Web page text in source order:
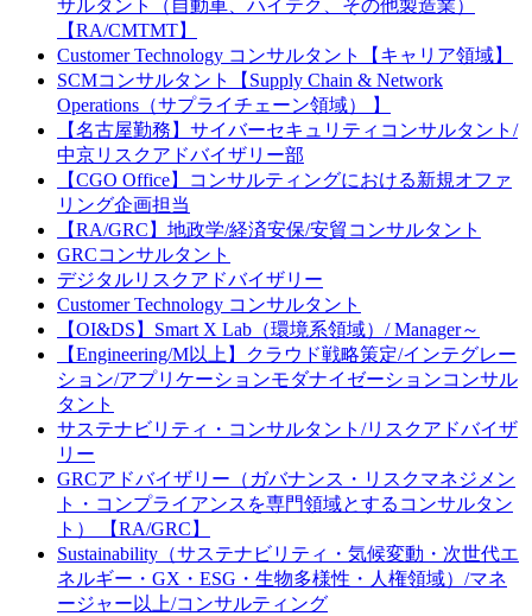
サルタント（自動車、ハイテク、その他製造業）
【RA/CMTMT】
Customer Technology コンサルタント【キャリア領域】
SCMコンサルタント【Supply Chain & Network
Operations（サプライチェーン領域） 】
【名古屋勤務】サイバーセキュリティコンサルタント/
中京リスクアドバイザリー部
【CGO Office】コンサルティングにおける新規オファ
リング企画担当
【RA/GRC】地政学/経済安保/安貿コンサルタント
GRCコンサルタント
デジタルリスクアドバイザリー
Customer Technology コンサルタント
【OI&DS】Smart X Lab（環境系領域）/ Manager～
【Engineering/M以上】クラウド戦略策定/インテグレー
ション/アプリケーションモダナイゼーションコンサル
タント
サステナビリティ・コンサルタント/リスクアドバイザ
リー
GRCアドバイザリー（ガバナンス・リスクマネジメン
ト・コンプライアンスを専門領域とするコンサルタン
ト） 【RA/GRC】
Sustainability（サステナビリティ・気候変動・次世代エ
ネルギー・GX・ESG・生物多様性・人権領域）/マネ
ージャー以上/コンサルティング